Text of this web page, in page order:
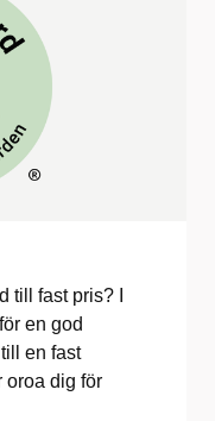
till fast pris? I
en god
en fast
oroa dig för